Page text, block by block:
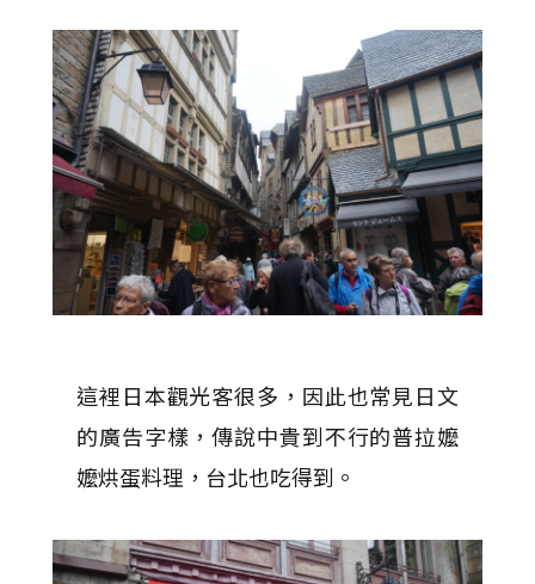
這裡日本觀光客很多，因此也常見日文
的廣告字樣，傳說中貴到不行的普拉嬤
嬤烘蛋料理，台北也吃得到。